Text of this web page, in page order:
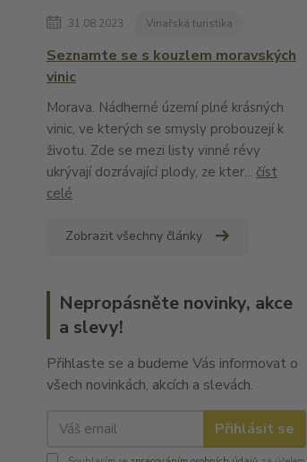
31.08.2023 Vinařská turistika
Seznamte se s kouzlem moravských
vinic
Morava. Nádherné území plné krásných
vinic, ve kterých se smysly probouzejí k
životu. Zde se mezi listy vinné révy
ukrývají dozrávající plody, ze kter... číst
celé
Zobrazit všechny články
Nepropásněte novinky, akce
a slevy!
Přihlaste se a budeme Vás informovat o
všech novinkách, akcích a slevách.
Přihlásit se